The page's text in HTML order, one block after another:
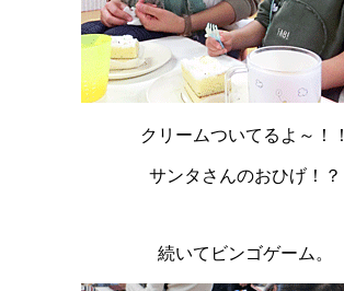
クリームついてるよ～！！
サンタさんのおひげ！？
続いてビンゴゲーム。